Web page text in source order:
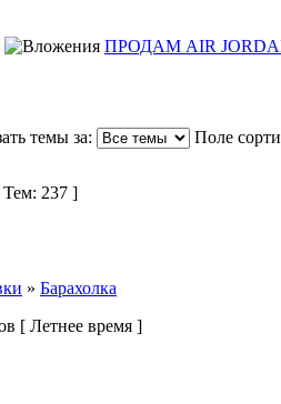
ПРОДАМ AIR
темы за: Поле
Тем: 237 ]
» Барахолка
[ Летнее время ]